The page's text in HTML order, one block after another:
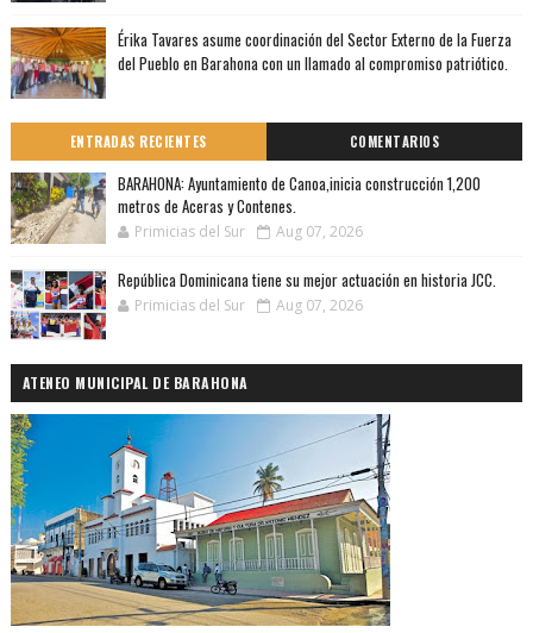
Érika Tavares asume coordinación del Sector Externo de la Fuerza
del Pueblo en Barahona con un llamado al compromiso patriótico.
ENTRADAS RECIENTES COMENTARIOS
BARAHONA: Ayuntamiento de Canoa,inicia construcción 1,200
metros de Aceras y Contenes.
Primicias del Sur Aug 07, 2026
República Dominicana tiene su mejor actuación en historia JCC.
Primicias del Sur Aug 07, 2026
ATENEO MUNICIPAL DE BARAHONA